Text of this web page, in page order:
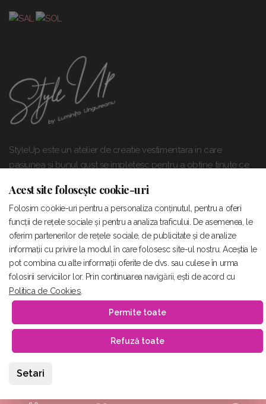
StyleUp este un atelier de creatie vestimentara in care
pasiunea si bunul gust se impletesc pentru a obtine tinute ce
© 2026 Style Up Termeni si conditii
Descopera mai multe despre proiectul:
"Amenajare spatiu si dotare cu echipamente atelier creatie
vestimentara".
Acest site folosește cookie-uri
Folosim cookie-uri pentru a personaliza conținutul, pentru a oferi
funcții de rețele sociale și pentru a analiza traficului. De asemenea, le
oferim partenerilor de rețele sociale, de publicitate și de analize
informații cu privire la modul în care folosesc site-ul nostru. Aceștia le
pot combina cu alte informații oferite de dvs. sau culese în urma
folosirii serviciilor lor. Prin continuarea navigării, ești de acord cu
Politica de Cookies
Permite toate
Refuză toate
Setari